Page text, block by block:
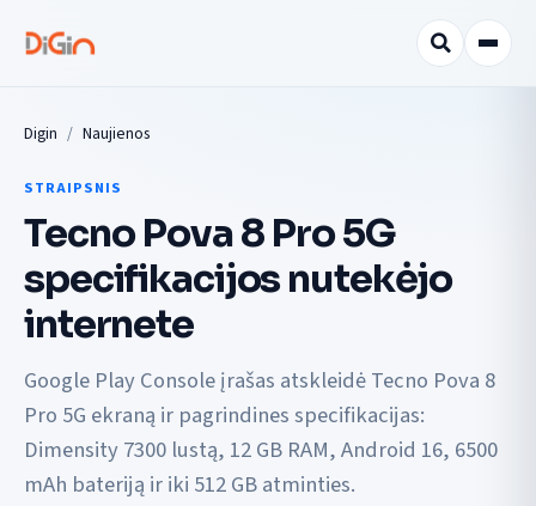
Digin Naujienos
STRAIPSNIS
Tecno Pova 8 Pro 5G
specifikacijos nutekėjo
internete
Google Play Console įrašas atskleidė Tecno Pova 8
Pro 5G ekraną ir pagrindines specifikacijas:
Dimensity 7300 lustą, 12 GB RAM, Android 16, 6500
mAh bateriją ir iki 512 GB atminties.